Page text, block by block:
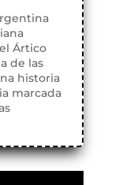
Ártico
de las
historia
marcada